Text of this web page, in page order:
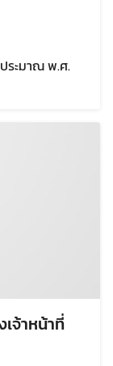
ระมาณ พ.ศ.
จ้าหน้าที่